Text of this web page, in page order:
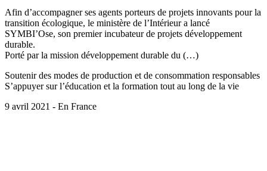
Afin d’accompagner ses agents porteurs de projets innovants pour la
transition écologique, le ministère de l’Intérieur a lancé
SYMBI’Ose, son premier incubateur de projets développement
durable.
Porté par la mission développement durable du (…)
Soutenir des modes de production et de consommation responsables
S’appuyer sur l’éducation et la formation tout au long de la vie
9 avril 2021 - En France